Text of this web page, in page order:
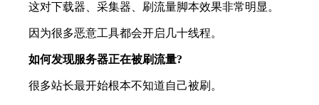
这对下载器、采集器、刷流量脚本效果非常明显。
因为很多恶意工具都会开启几十线程。
如何发现服务器正在被刷流量?
很多站长最开始根本不知道自己被刷。